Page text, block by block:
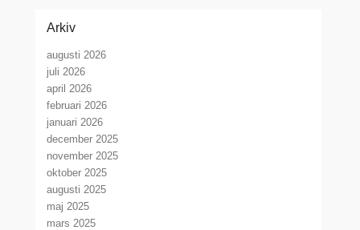
Arkiv
augusti 2026
juli 2026
april 2026
februari 2026
januari 2026
december 2025
november 2025
oktober 2025
augusti 2025
maj 2025
mars 2025